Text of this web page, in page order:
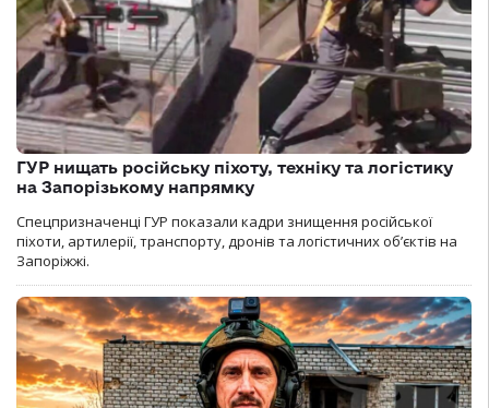
ГУР нищать російську піхоту, техніку та логістику
на Запорізькому напрямку
Спецпризначенці ГУР показали кадри знищення російської
піхоти, артилерії, транспорту, дронів та логістичних об’єктів на
Запоріжжі.